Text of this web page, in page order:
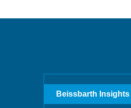
Beissbarth Insights